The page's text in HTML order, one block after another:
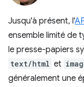
Jusqu'à présent, l'
ensemble limité de
le presse-papiers
text/html et
généralement une